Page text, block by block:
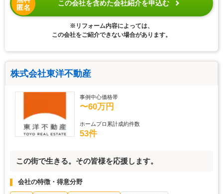
匿名
この会社を含めた会社紹介を申込む
※リフォーム内容によっては、
この会社をご紹介できない場合があります。
株式会社東洋不動産
事例中心価格帯
〜60万円
ホームプロ累計成約件数
53件
この街で生きる。その皆様を応援します。
会社の特徴・得意分野